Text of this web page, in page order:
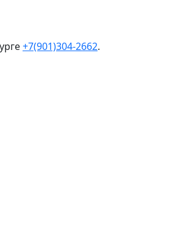
+7(901)304-2662.